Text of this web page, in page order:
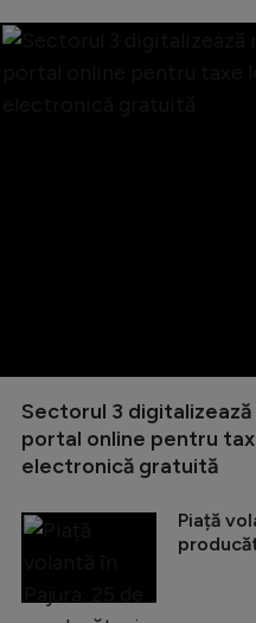
Sectorul 3
portal online pentru
electronică gratuită
Piață